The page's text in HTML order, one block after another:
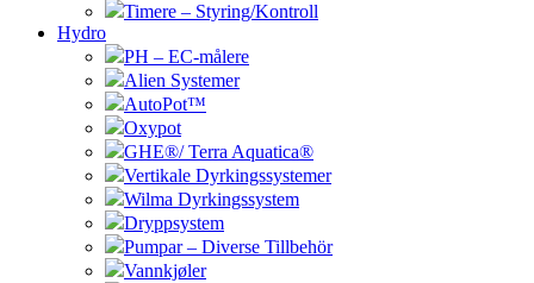
Timere – Styring/Kontroll
Hydro
PH – EC-målere
Alien Systemer
AutoPot™
Oxypot
GHE®/ Terra Aquatica®
Vertikale Dyrkingssystemer
Wilma Dyrkingssystem
Dryppsystem
Pumpar – Diverse Tillbehör
Vannkjøler